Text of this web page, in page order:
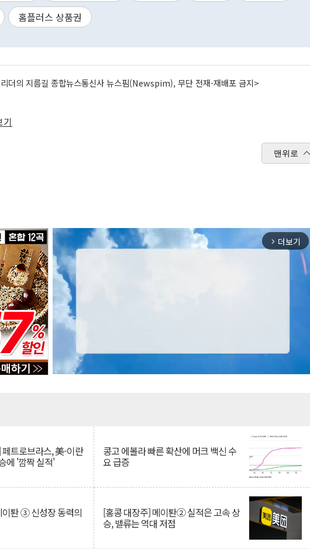
홈플러스 상품권
더의 지름길 종합뉴스통신사 뉴스핌(Newspim), 무단 전재-재배포 금지>
기
맨위로
arrow_forward_ios 더보기
트로브라스, 美-이란
에 '깜짝 실적'
콩고 에볼라 빠른 확산에 머크 백신 수
요 급증
이퇀 ③ 신성장 동력의 [홍콩 대장주] 메이퇀② 실적은 고속 상
승, 밸류는 역대 저점